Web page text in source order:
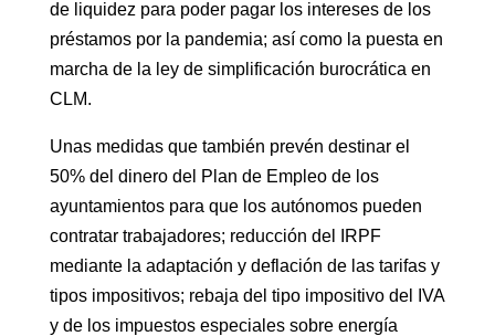
de liquidez para poder pagar los intereses de los
préstamos por la pandemia; así como la puesta en
marcha de la ley de simplificación burocrática en
CLM.
Unas medidas que también prevén destinar el
50% del dinero del Plan de Empleo de los
ayuntamientos para que los autónomos pueden
contratar trabajadores; reducción del IRPF
mediante la adaptación y deflación de las tarifas y
tipos impositivos; rebaja del tipo impositivo del IVA
y de los impuestos especiales sobre energía